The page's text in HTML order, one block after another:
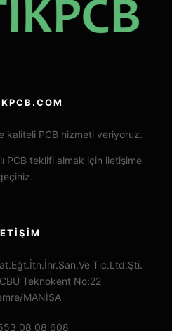
kaliteli PCB hizmeti veriyoruz.
PCB teklifi almak için iletişime
Tic.Ltd.Şti.
Teknokent No:22
MANİSA
08 08 608